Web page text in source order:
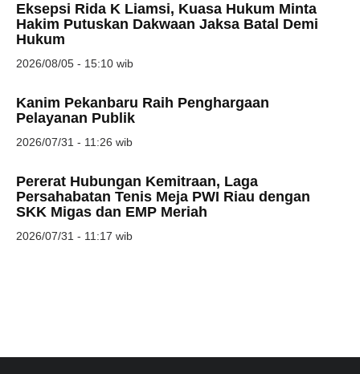
Eksepsi Rida K Liamsi, Kuasa Hukum Minta
Hakim Putuskan Dakwaan Jaksa Batal Demi
Hukum
2026/08/05 - 15:10 wib
Kanim Pekanbaru Raih Penghargaan
Pelayanan Publik
2026/07/31 - 11:26 wib
Pererat Hubungan Kemitraan, Laga
Persahabatan Tenis Meja PWI Riau dengan
SKK Migas dan EMP Meriah
2026/07/31 - 11:17 wib